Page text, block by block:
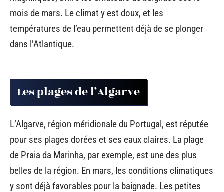
mois de mars. Le climat y est doux, et les
températures de l’eau permettent déjà de se plonger
dans l’Atlantique.
Les plages de l’Algarve
L’Algarve, région méridionale du Portugal, est réputée
pour ses plages dorées et ses eaux claires. La plage
de Praia da Marinha, par exemple, est une des plus
belles de la région. En mars, les conditions climatiques
y sont déjà favorables pour la baignade. Les petites